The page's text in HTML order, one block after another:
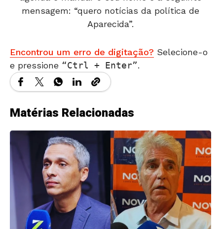
mensagem: “quero notícias da política de
Aparecida”.
Encontrou um erro de digitação? Selecione-o
e pressione
Ctrl + Enter .
Matérias Relacionadas